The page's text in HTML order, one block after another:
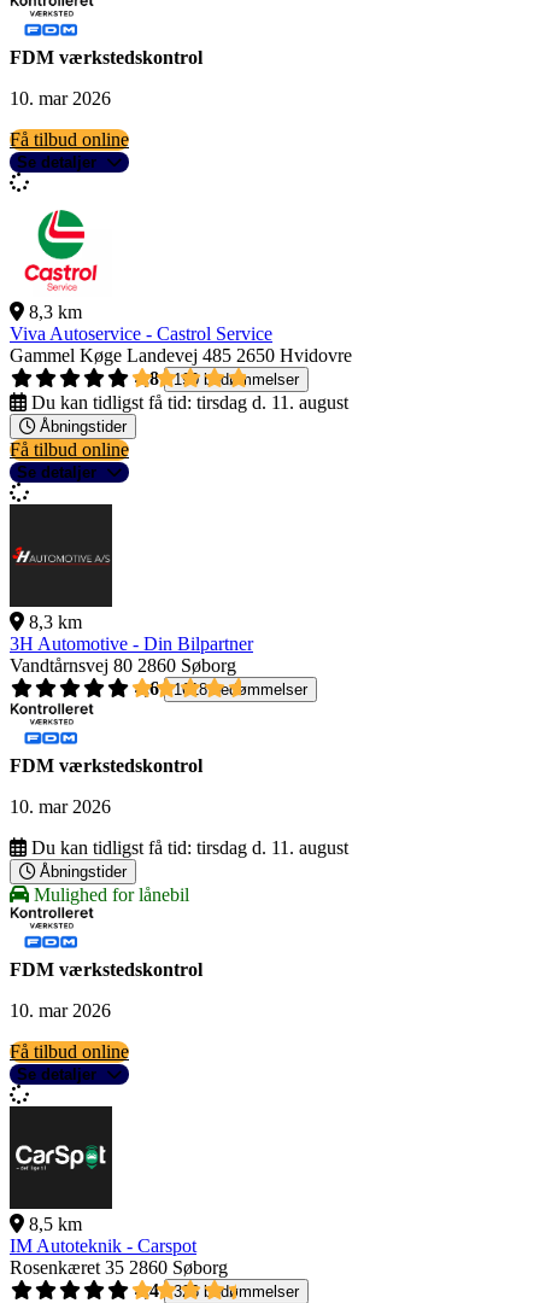
FDM værkstedskontrol
10. mar 2026
Få tilbud online
Se detaljer
8,3 km
Viva Autoservice - Castrol Service
Gammel Køge Landevej 485 2650 Hvidovre
4,8
190 bedømmelser
Du kan tidligst få tid: tirsdag d. 11. august
Åbningstider
Få tilbud online
Se detaljer
8,3 km
3H Automotive - Din Bilpartner
Vandtårnsvej 80 2860 Søborg
4,6
1618 bedømmelser
FDM værkstedskontrol
10. mar 2026
Du kan tidligst få tid: tirsdag d. 11. august
Åbningstider
Mulighed for lånebil
FDM værkstedskontrol
10. mar 2026
Få tilbud online
Se detaljer
8,5 km
IM Autoteknik - Carspot
Rosenkæret 35 2860 Søborg
4,4
326 bedømmelser